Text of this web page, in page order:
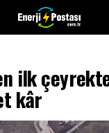
ilk
kâr